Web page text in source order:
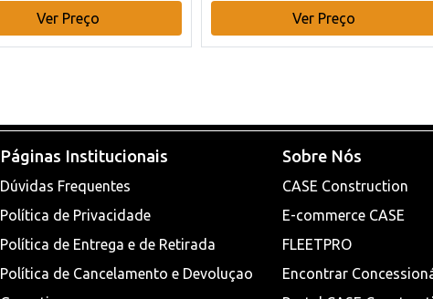
Ver Preço
Ver Preço
Páginas Institucionais
Dúvidas Frequentes
Política de Privacidade
Política de Entrega e de Retirada
Política de Cancelamento e Devoluçao
Sobre Nós
CASE Construction
E-commerce CASE
FLEETPRO
Encontrar